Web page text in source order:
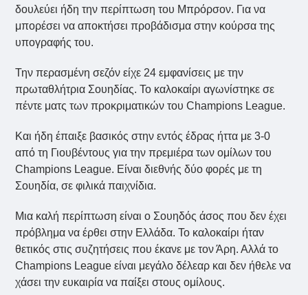
δουλεύει ήδη την περίπτωση του Μπρόρσον. Για να
μπορέσει να αποκτήσει προβάδισμα στην κούρσα της
υπογραφής του.
Την περασμένη σεζόν είχε 24 εμφανίσεις με την
πρωταθλήτρια Σουηδίας. Το καλοκαίρι αγωνίστηκε σε
πέντε ματς των προκριματικών του Champions League.
Και ήδη έπαιξε βασικός στην εντός έδρας ήττα με 3-0
από τη Γιουβέντους για την πρεμιέρα των ομίλων του
Champions League. Είναι διεθνής δύο φορές με τη
Σουηδία, σε φιλικά παιχνίδια.
Μια καλή περίπτωση είναι ο Σουηδός άσος που δεν έχει
πρόβλημα να έρθει στην Ελλάδα. Το καλοκαίρι ήταν
θετικός στις συζητήσεις που έκανε με τον Άρη. Αλλά το
Champions League είναι μεγάλο δέλεαρ και δεν ήθελε να
χάσει την ευκαιρία να παίξει στους ομίλους.